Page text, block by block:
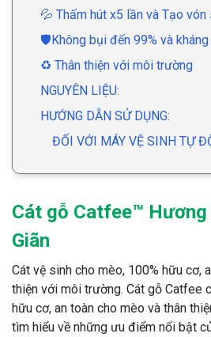
💦 Thấm hút x5 lần và Tạo vón
🛡Không bụi đến 99% và kháng
♻️ Thân thiện với môi trường
NGUYÊN LIỆU:
HƯỚNG DẪN SỬ DỤNG:
ĐỐI VỚI MÁY VỆ SINH TỰ
Cát gỗ Catfee™
Giãn
Cát vệ sinh cho mèo, 100% hữu cơ,
thiện với môi trường. Cát gỗ Catfee
hữu cơ, an toàn cho mèo và thân
tìm hiểu về những ưu điểm nổi bật